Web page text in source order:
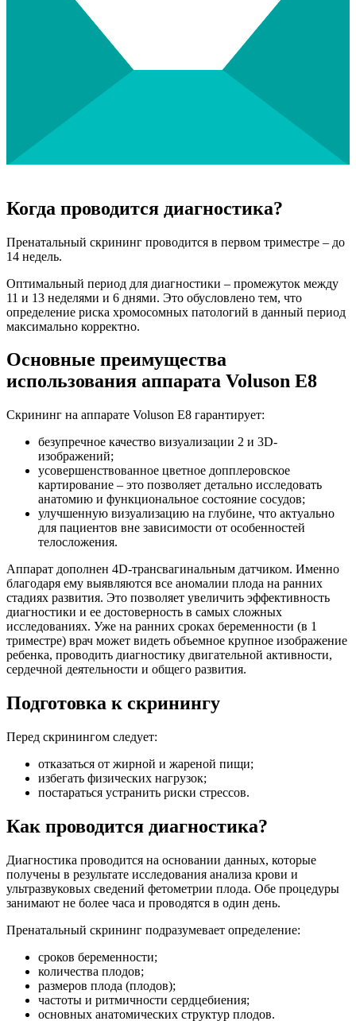
Когда проводится диагностика?
Пренатальный скрининг проводится в первом триместре – до
14 недель.
Оптимальный период для диагностики – промежуток между
11 и 13 неделями и 6 днями. Это обусловлено тем, что
определение риска хромосомных патологий в данный период
максимально корректно.
Основные преимущества
использования аппарата Voluson E8
Скрининг на аппарате Voluson E8 гарантирует:
безупречное качество визуализации 2 и 3D-
изображений;
усовершенствованное цветное допплеровское
картирование – это позволяет детально исследовать
анатомию и функциональное состояние сосудов;
улучшенную визуализацию на глубине, что актуально
для пациентов вне зависимости от особенностей
телосложения.
Аппарат дополнен 4D-трансвагинальным датчиком. Именно
благодаря ему выявляются все аномалии плода на ранних
стадиях развития. Это позволяет увеличить эффективность
диагностики и ее достоверность в самых сложных
исследованиях. Уже на ранних сроках беременности (в 1
триместре) врач может видеть объемное крупное изображение
ребенка, проводить диагностику двигательной активности,
сердечной деятельности и общего развития.
Подготовка к скринингу
Перед скринингом следует:
отказаться от жирной и жареной пищи;
избегать физических нагрузок;
постараться устранить риски стрессов.
Как проводится диагностика?
Диагностика проводится на основании данных, которые
получены в результате исследования анализа крови и
ультразвуковых сведений фетометрии плода. Обе процедуры
занимают не более часа и проводятся в один день.
Пренатальный скрининг подразумевает определение:
сроков беременности;
количества плодов;
размеров плода (плодов);
частоты и ритмичности сердцебиения;
основных анатомических структур плодов.